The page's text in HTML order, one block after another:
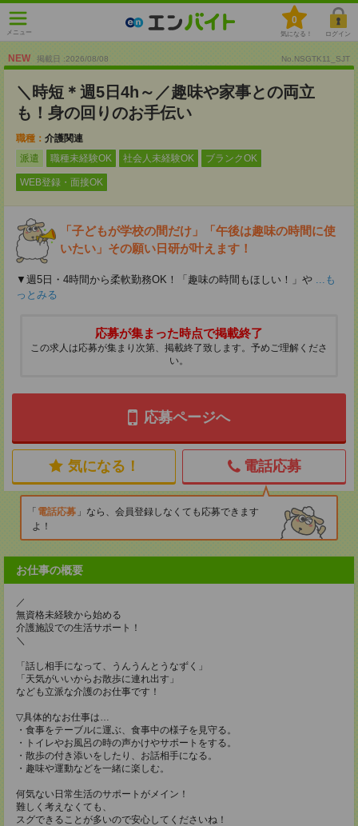
メニュー
0
気になる！ ログイン
NEW 掲載日 :2026/08/08 No.NSGTK11_SJT
＼時短＊週5日4h～／趣味や家事との両立
も！身の回りのお手伝い
職種： 介護関連
派遣
職種未経験OK 社会人未経験OK ブランクOK
WEB登録・面接OK
「子どもが学校の間だけ」「午後は趣味の時間に使
いたい」その願い日研が叶えます！
▼週5日・4時間から柔軟勤務OK！「趣味の時間もほしい！」や ...も
っとみる
応募が集まった時点で掲載終了
この求人は応募が集まり次第、掲載終了致します。予めご理解くださ
い。
応募ページへ
気になる！ 電話応募
電話応募
なら、会員登録しなくても応募できます
よ！
お仕事の概要
／
無資格未経験から始める
介護施設での生活サポート！
＼
「話し相手になって、うんうんとうなずく」
「天気がいいからお散歩に連れ出す」
なども立派な介護のお仕事です！
▽具体的なお仕事は…
・食事をテーブルに運ぶ、食事中の様子を見守る。
・トイレやお風呂の時の声かけやサポートをする。
・散歩の付き添いをしたり、お話相手になる。
・趣味や運動などを一緒に楽しむ。
何気ない日常生活のサポートがメイン！
難しく考えなくても、
スグできることが多いので安心してくださいね！